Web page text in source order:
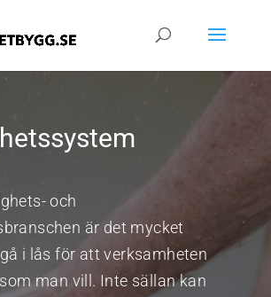
och
är det mycket
i lås för att verksamheten
man vill. Inte sällan kan